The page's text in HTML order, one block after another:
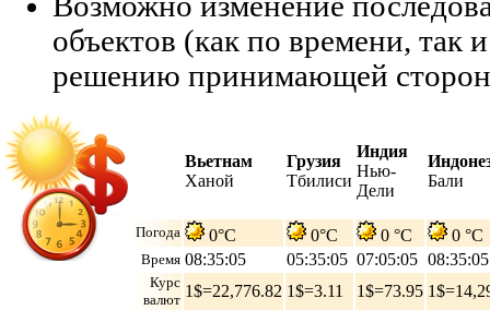
объектов (как по времени, так
решению принимающей
Вьетнам
Ханой
Грузия
Тбилиси
Индия
Нью-
Дели
Бали
Погода 0°C 0°C 0 °C 0 °C
Время 08:35:06 05:35:06 07:05:06 08:35:06
Курс
валют 1$=22,776.82 1$=3.11 1$=73.95